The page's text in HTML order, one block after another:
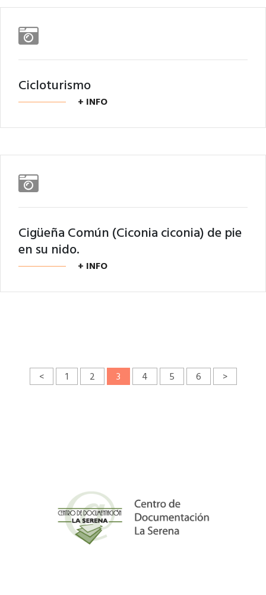
Cicloturismo
+ INFO
Cigüeña Común (Ciconia ciconia) de pie
en su nido.
+ INFO
< 1 2 3 4 5 6 >